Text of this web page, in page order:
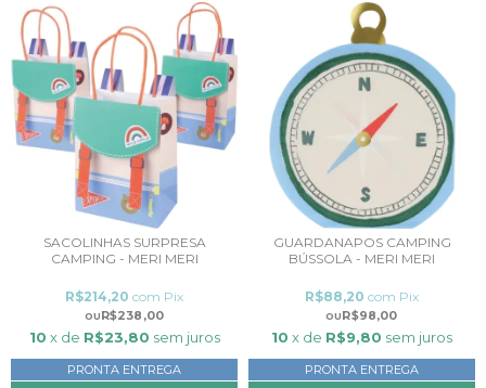
SACOLINHAS SURPRESA
CAMPING - MERI MERI
R$238,00
R$214,20 com Pix
10 x de R$23,80 sem juros
PRONTA ENTREGA
GUARDANAPOS CAMPING
BÚSSOLA - MERI MERI
R$98,00
R$88,20 com Pix
10 x de R$9,80 sem juros
PRONTA ENTREGA